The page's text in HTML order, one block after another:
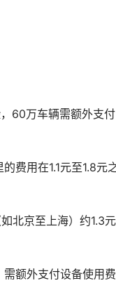
60万车辆需额外支付
费用在1.1元至1.8元
北京至上海）约1.3
额外支付设备使用